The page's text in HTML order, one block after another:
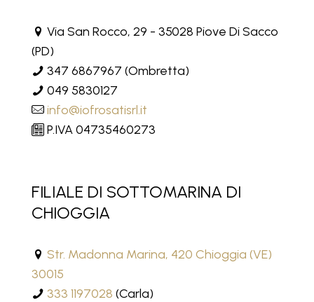
Via San Rocco, 29 - 35028 Piove Di Sacco
(PD)
347 6867967 (Ombretta)
049 5830127
info@iofrosatisrl.it
P.IVA 04735460273
FILIALE DI SOTTOMARINA DI
CHIOGGIA
Str. Madonna Marina, 420 Chioggia (VE)
30015
333 1197028 (Carla)